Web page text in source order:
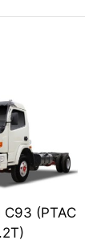
C93 (PTAC